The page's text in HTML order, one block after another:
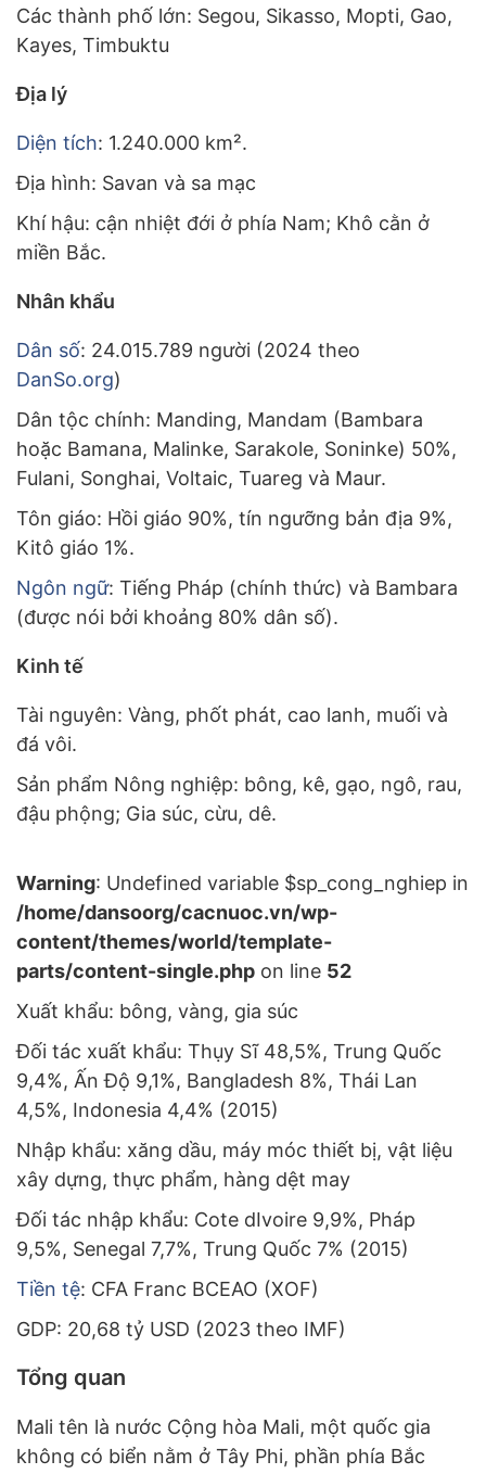
Các thành phố lớn: Segou, Sikasso, Mopti, Gao,
Kayes, Timbuktu
Địa lý
Diện tích: 1.240.000 km².
Địa hình: Savan và sa mạc
Khí hậu: cận nhiệt đới ở phía Nam; Khô cằn ở
miền Bắc.
Nhân khẩu
Dân số: 24.015.789 người (2024 theo
DanSo.org)
Dân tộc chính: Manding, Mandam (Bambara
hoặc Bamana, Malinke, Sarakole, Soninke) 50%,
Fulani, Songhai, Voltaic, Tuareg và Maur.
Tôn giáo: Hồi giáo 90%, tín ngưỡng bản địa 9%,
Kitô giáo 1%.
Ngôn ngữ: Tiếng Pháp (chính thức) và Bambara
(được nói bởi khoảng 80% dân số).
Kinh tế
Tài nguyên: Vàng, phốt phát, cao lanh, muối và
đá vôi.
Sản phẩm Nông nghiệp: bông, kê, gạo, ngô, rau,
đậu phộng; Gia súc, cừu, dê.
Warning: Undefined variable $sp_cong_nghiep in
/home/dansoorg/cacnuoc.vn/wp-
content/themes/world/template-
parts/content-single.php on line 52
Xuất khẩu: bông, vàng, gia súc
Đối tác xuất khẩu: Thụy Sĩ 48,5%, Trung Quốc
9,4%, Ấn Độ 9,1%, Bangladesh 8%, Thái Lan
4,5%, Indonesia 4,4% (2015)
Nhập khẩu: xăng dầu, máy móc thiết bị, vật liệu
xây dựng, thực phẩm, hàng dệt may
Đối tác nhập khẩu: Cote dIvoire 9,9%, Pháp
9,5%, Senegal 7,7%, Trung Quốc 7% (2015)
Tiền tệ: CFA Franc BCEAO (XOF)
GDP: 20,68 tỷ USD (2023 theo IMF)
Tổng quan
Mali tên là nước Cộng hòa Mali, một quốc gia
không có biển nằm ở Tây Phi, phần phía Bắc